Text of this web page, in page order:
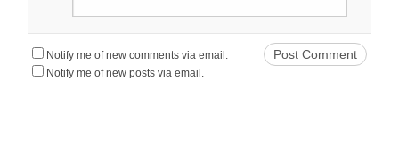
Notify me of new comments via email.
Notify me of new posts via email.